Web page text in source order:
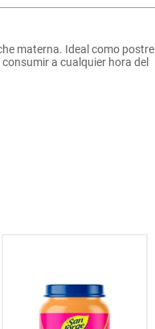
materna. Ideal como postre
a cualquier hora del